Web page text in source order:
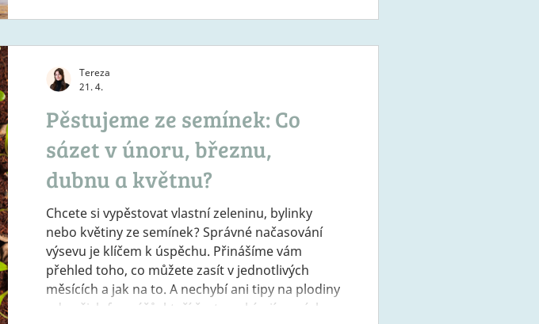
období zrodu, v přírodě začíná vše pučet a
rostliny i zvířat
Pěstujeme ze semínek: Co
sázet v únoru, březnu,
dubnu a květnu?
Chcete si vypěstovat vlastní zeleninu, bylinky
nebo květiny ze semínek? Správné načasování
výsevu je klíčem k úspěchu. Přinášíme vám
přehled toho, co můžete zasít v jednotlivých
měsících a jak na to. A nechybí ani tipy na plodiny
od našich farmářů, kteří často nabízejí semínka
Tereza
21. 4.